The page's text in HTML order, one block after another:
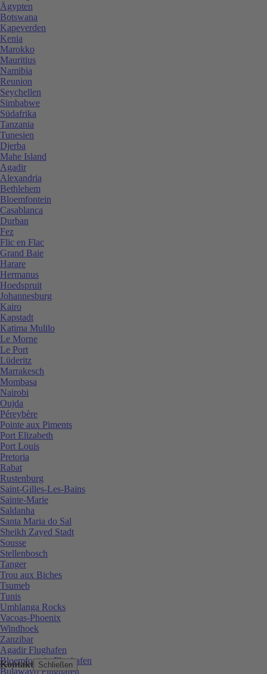
Kontakt Schließen
Ägypten
Botswana
Kapeverden
Kenia
Marokko
Mauritius
Namibia
Reunion
Seychellen
Simbabwe
Südafrika
Tanzania
Tunesien
Djerba
Mahe Island
Agadir
Alexandria
Bethlehem
Bloemfontein
Casablanca
Durban
Fez
Flic en Flac
Grand Baie
Harare
Hermanus
Hoedspruit
Johannesburg
Kairo
Kapstadt
Katima Mulilo
Le Morne
Le Port
Lüderitz
Marrakesch
Mombasa
Nairobi
Oujda
Péreybère
Pointe aux Piments
Port Elizabeth
Port Louis
Pretoria
Rabat
Rustenburg
Saint-Gilles-Les-Bains
Sainte-Marie
Saldanha
Santa Maria do Sal
Sheikh Zayed Stadt
Sousse
Stellenbosch
Tanger
Trou aux Biches
Tsumeb
Tunis
Umhlanga Rocks
Vacoas-Phoenix
Windhoek
Zanzibar
Agadir Flughafen
Bloemfontein Flughafen
Bulawayo Flughafen